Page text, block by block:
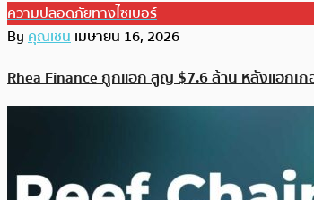
ความปลอดภัยทางไซเบอร์
Byคุณเชนเมษายน 16, 2026
Rhea Finance ถูกแฮก สูญ $7.6 ล้าน หลังแฮกเ